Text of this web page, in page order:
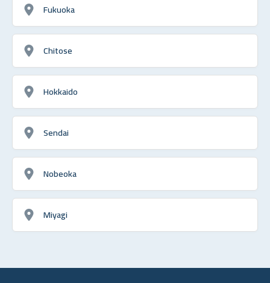
Fukuoka
Chitose
Hokkaido
Sendai
Nobeoka
Miyagi